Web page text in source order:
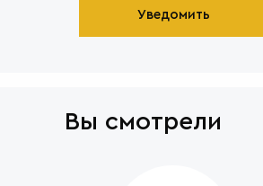
Уведомить
Вы смотрели